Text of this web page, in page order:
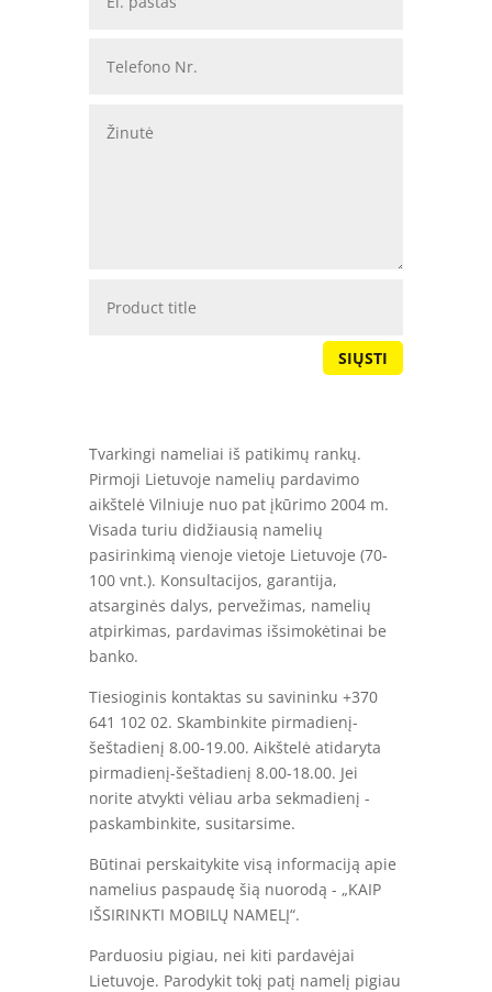
SIŲSTI
Tvarkingi nameliai iš patikimų rankų.
Pirmoji Lietuvoje namelių pardavimo
aikštelė Vilniuje nuo pat įkūrimo 2004 m.
Visada turiu didžiausią namelių
pasirinkimą vienoje vietoje Lietuvoje (70-
100 vnt.). Konsultacijos, garantija,
atsarginės dalys, pervežimas, namelių
atpirkimas, pardavimas išsimokėtinai be
banko.
Tiesioginis kontaktas su savininku +370
641 102 02. Skambinkite pirmadienį-
šeštadienį 8.00-19.00. Aikštelė atidaryta
pirmadienį-šeštadienį 8.00-18.00. Jei
norite atvykti vėliau arba sekmadienį -
paskambinkite, susitarsime.
Būtinai perskaitykite visą informaciją apie
namelius paspaudę šią nuorodą - „KAIP
IŠSIRINKTI MOBILŲ NAMELĮ“.
Parduosiu pigiau, nei kiti pardavėjai
Lietuvoje. Parodykit tokį patį namelį pigiau